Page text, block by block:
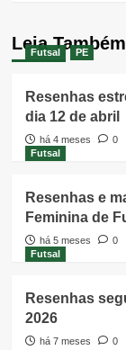
Leia Também
Futsal PE
Resenhas
dia 12 de abril
há 4 meses
0
Futsal
Resenhas e
Feminina de
há 5 meses
0
Futsal
Resenhas
2026
há 7 meses 0